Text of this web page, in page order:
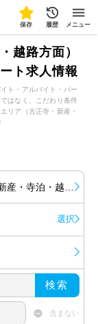
保存 履歴 メニュー
越路方面）
ト求人情報
ト・アルバイト・パー
はなく、こだわり条件
リア（古正寺・新産・
選択
検索
含まない